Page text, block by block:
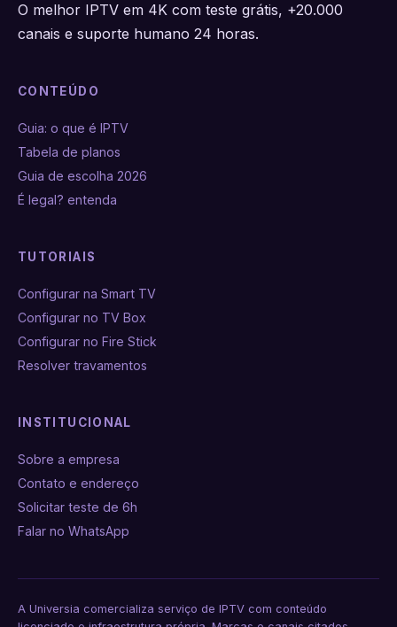
O melhor IPTV em 4K com teste grátis, +20.000
canais e suporte humano 24 horas.
CONTEÚDO
Guia: o que é IPTV
Tabela de planos
Guia de escolha 2026
É legal? entenda
TUTORIAIS
Configurar na Smart TV
Configurar no TV Box
Configurar no Fire Stick
Resolver travamentos
INSTITUCIONAL
Sobre a empresa
Contato e endereço
Solicitar teste de 6h
Falar no WhatsApp
A Universia comercializa serviço de IPTV com conteúdo